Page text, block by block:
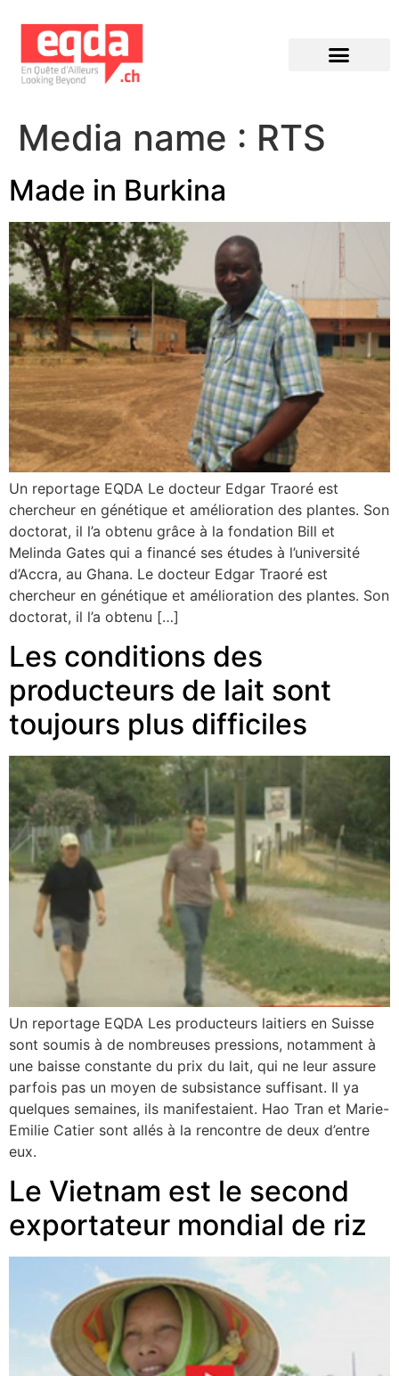
Media name : RTS
Made in Burkina
Un reportage EQDA Le docteur Edgar Traoré est
chercheur en génétique et amélioration des plantes. Son
doctorat, il l’a obtenu grâce à la fondation Bill et
Melinda Gates qui a financé ses études à l’université
d’Accra, au Ghana. Le docteur Edgar Traoré est
chercheur en génétique et amélioration des plantes. Son
doctorat, il l’a obtenu […]
Les conditions des
producteurs de lait sont
toujours plus difficiles
Un reportage EQDA Les producteurs laitiers en Suisse
sont soumis à de nombreuses pressions, notamment à
une baisse constante du prix du lait, qui ne leur assure
parfois pas un moyen de subsistance suffisant. Il ya
quelques semaines, ils manifestaient. Hao Tran et Marie-
Emilie Catier sont allés à la rencontre de deux d’entre
eux.
Le Vietnam est le second
exportateur mondial de riz